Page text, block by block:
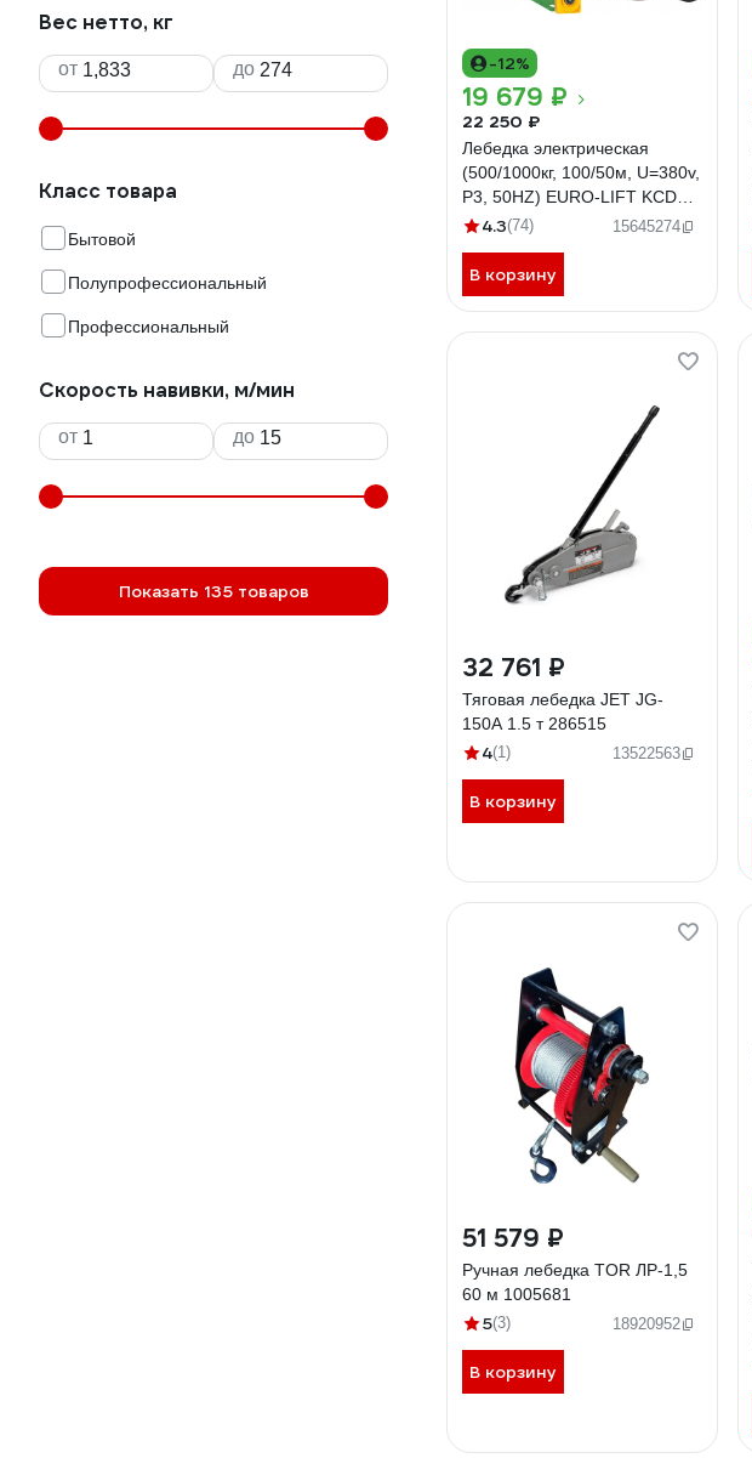
Вес нетто, кг
от до
Класс товара
Бытовой
Полупрофессиональный
Профессиональный
Скорость навивки, м/мин
от до
Показать 135 товаров
-12%
19 679 ₽
22 250 ₽
Лебедка электрическая
(500/1000кг, 100/50м, U=380v,
P3, 50HZ) EURO-LIFT KCD
00019830
4.3(74) 15645274
В корзину
32 761 ₽
Тяговая лебедка JET JG-
150A 1.5 т 286515
4(1) 13522563
В корзину
51 579 ₽
Ручная лебедка TOR ЛР-1,5
60 м 1005681
5(3) 18920952
В корзину